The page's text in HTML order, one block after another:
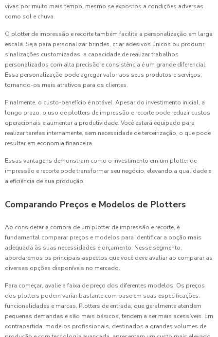
vivas por muito mais tempo, mesmo se expostos a condições adversas
como sol e chuva.
O plotter de impressão e recorte também facilita a personalização em larga
escala. Seja para personalizar brindes, criar adesivos únicos ou produzir
sinalizações customizadas, a capacidade de realizar trabalhos
personalizados com alta precisão e consistência é um grande diferencial.
Essa personalização pode agregar valor aos seus produtos e serviços,
tornando-os mais atrativos para os clientes.
Finalmente, o custo-benefício é notável. Apesar do investimento inicial, a
longo prazo, o uso de plotters de impressão e recorte pode reduzir custos
operacionais e aumentar a produtividade. Você estará equipado para
realizar tarefas internamente, sem necessidade de terceirização, o que pode
resultar em economia financeira.
Essas vantagens demonstram como o investimento em um plotter de
impressão e recorte pode transformar seu negócio, elevando a qualidade e
a eficiência de sua produção.
Comparando Preços e Modelos de Plotters
Ao considerar a compra de um plotter de impressão e recorte, é
fundamental comparar preços e modelos para identificar a opção mais
adequada às suas necessidades e orçamento. Nesse segmento,
abordaremos os principais aspectos que você deve avaliar ao comparar as
diversas opções disponíveis no mercado.
Para começar, avalie a faixa de preço dos diferentes modelos. Os preços
dos plotters podem variar bastante com base em suas especificações,
funcionalidades e marcas. Plotters de entrada, que geralmente atendem
pequenas demandas e são mais básicos, tendem a ser mais acessíveis. Em
contrapartida, modelos profissionais, destinados a grandes volumes de